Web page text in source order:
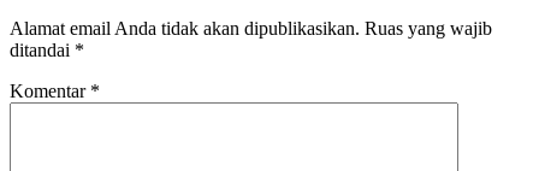
Alamat email Anda tidak akan dipublikasikan. Ruas yang wajib
ditandai *
Komentar *